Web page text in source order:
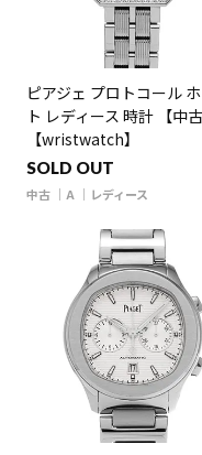
ピアジェ プロトコール
ト レディース 時計 【中古
【wristwatch】
SOLD OUT
中古 A レディース